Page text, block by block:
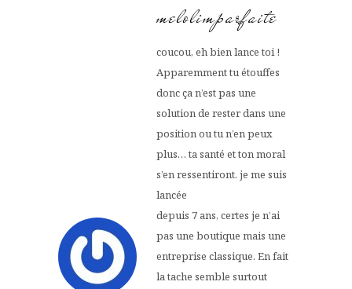
melolimparfaite
coucou, eh bien lance toi !
Apparemment tu étouffes
donc ça n’est pas une
solution de rester dans une
position ou tu n’en peux
plus… ta santé et ton moral
s’en ressentiront. je me suis
lancée
depuis 7 ans, certes je n’ai
pas une boutique mais une
entreprise classique. En fait
la tache semble surtout